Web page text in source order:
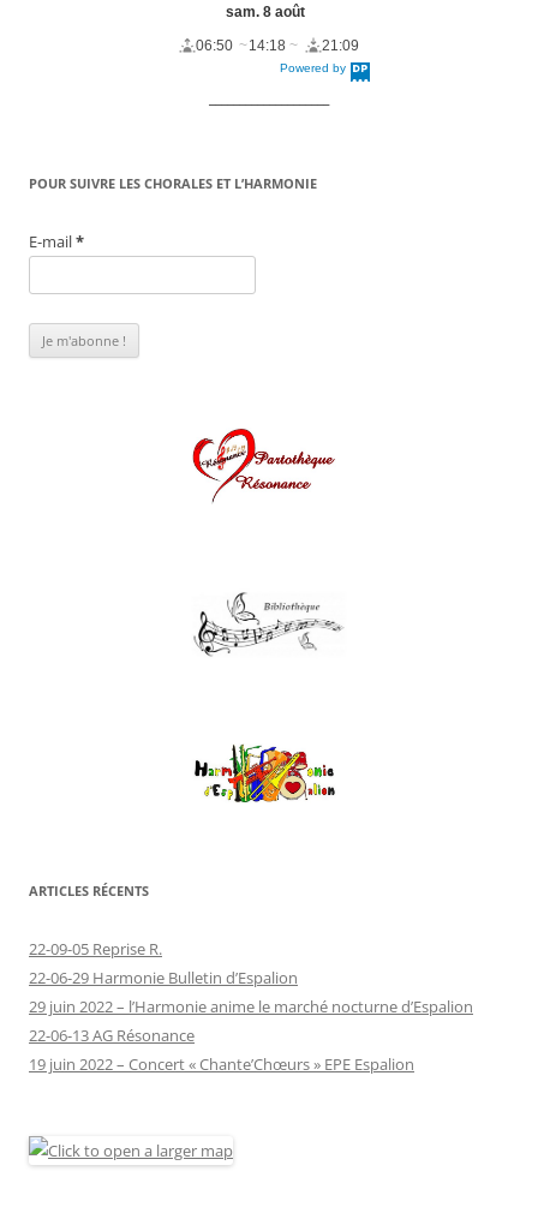
Powered by
sam. 8 août
06:50
14:18 21:09
POUR SUIVRE LES CHORALES ET L’HARMONIE
E-mail*
ARTICLES RÉCENTS
22-09-05 Reprise R.
22-06-29 Harmonie Bulletin d’Espalion
29 juin 2022 – l’Harmonie anime le marché nocturne d’Espalion
22-06-13 AG Résonance
19 juin 2022 – Concert « Chante’Chœurs » EPE Espalion